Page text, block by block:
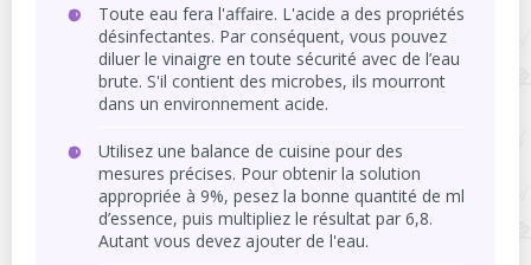
Toute eau fera l'affaire. L'acide a des propriétés
désinfectantes. Par conséquent, vous pouvez
diluer le vinaigre en toute sécurité avec de l’eau
brute. S'il contient des microbes, ils mourront
dans un environnement acide.
Utilisez une balance de cuisine pour des
mesures précises. Pour obtenir la solution
appropriée à 9%, pesez la bonne quantité de ml
d’essence, puis multipliez le résultat par 6,8.
Autant vous devez ajouter de l'eau.